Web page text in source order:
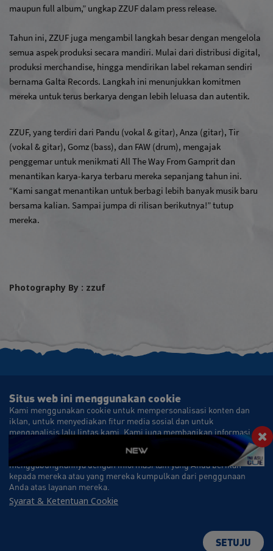
maupun full album,” ungkap ZZUF dalam press release.
Tahun ini, ZZUF juga mengambil langkah besar dengan mengelola
semua aspek produksi secara mandiri. Mulai dari distribusi digital,
produksi merchandise, hingga mendirikan label rekaman sendiri
bernama Galta Records. Langkah ini menunjukkan komitmen
mereka untuk terus berkarya dengan lebih leluasa dan autentik.
ZZUF, yang terdiri dari Pandu (vokal & gitar), Anza (gitar), Tir
(vokal & gitar), Gomz (bass), dan FAW (drum), mengajak
penggemar untuk menikmati All The Way From Gamprit dan
menantikan karya-karya terbaru mereka sepanjang tahun ini.
“Kami sangat menantikan untuk berbagi lebih banyak musik baru
bersama kalian. Sampai jumpa di rilisan berikutnya!” tutup
mereka.
Photography By : zzuf
STAY CONNECTED WITH AUTHENTICITY.ID
✉ info@authenticity.id Authenticity_id authenticity_id
Situs web ini menggunakan cookie
Kami menggunakan cookie untuk mempersonalisasi konten dan
iklan, untuk menyediakan fitur media sosial dan untuk
menganalisis lalu lintas kami. Kami juga membagikan informasi
tentang penggunaan Anda atas situs kami dengan mitra media
sosial, periklanan, dan analitik kami yang mungkin
menggabungkannya dengan informasi lain yang Anda berikan
kepada mereka atau yang mereka kumpulkan dari penggunaan
Anda atas layanan mereka.
Syarat & Ketentuan Cookie
SETUJU